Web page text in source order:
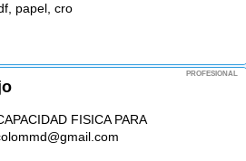
papel, cro
PROFESIONAL
FISICA PARA